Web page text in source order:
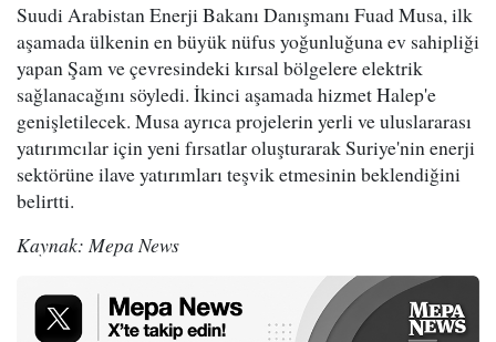
Suudi Arabistan Enerji Bakanı Danışmanı Fuad Musa, ilk
aşamada ülkenin en büyük nüfus yoğunluğuna ev sahipliği
yapan Şam ve çevresindeki kırsal bölgelere elektrik
sağlanacağını söyledi. İkinci aşamada hizmet Halep'e
genişletilecek. Musa ayrıca projelerin yerli ve uluslararası
yatırımcılar için yeni fırsatlar oluşturarak Suriye'nin enerji
sektörüne ilave yatırımları teşvik etmesinin beklendiğini
belirtti.
Kaynak: Mepa News